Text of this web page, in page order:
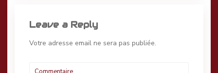
Leave a Reply
Votre adresse email ne sera pas publiée.